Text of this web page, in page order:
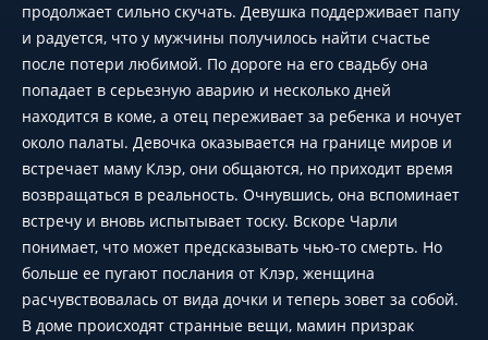
продолжает сильно скучать. Девушка поддерживает папу
и радуется, что у мужчины получилось найти счастье
после потери любимой. По дороге на его свадьбу она
попадает в серьезную аварию и несколько дней
находится в коме, а отец переживает за ребенка и ночует
около палаты. Девочка оказывается на границе миров и
встречает маму Клэр, они общаются, но приходит время
возвращаться в реальность. Очнувшись, она вспоминает
встречу и вновь испытывает тоску. Вскоре Чарли
понимает, что может предсказывать чью-то смерть. Но
больше ее пугают послания от Клэр, женщина
расчувствовалась от вида дочки и теперь зовет за собой.
В доме происходят странные вещи, мамин призрак